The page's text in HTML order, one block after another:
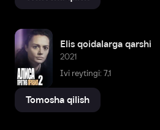
Elis qoidalarga qarshi
2021
Ivi reytingi: 7,1
Tomosha qilish